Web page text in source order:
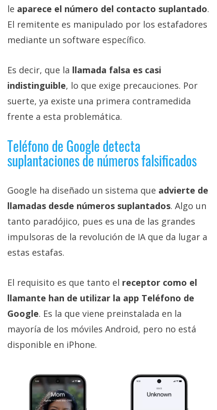
le aparece el número del contacto suplantado.
El remitente es manipulado por los estafadores
mediante un software específico.
Es decir, que la llamada falsa es casi
indistinguible, lo que exige precauciones. Por
suerte, ya existe una primera contramedida
frente a esta problemática.
Teléfono de Google detecta
suplantaciones de números falsificados
Google ha diseñado un sistema que advierte de
llamadas desde números suplantados. Algo un
tanto paradójico, pues es una de las grandes
impulsoras de la revolución de IA que da lugar a
estas estafas.
El requisito es que tanto el receptor como el
llamante han de utilizar la app Teléfono de
Google. Es la que viene preinstalada en la
mayoría de los móviles Android, pero no está
disponible en iPhone.